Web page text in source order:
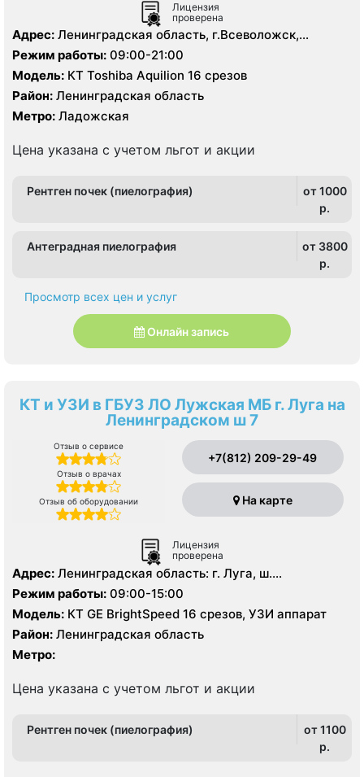
Лицензия
проверена
Адрес: Ленинградская область, г.Всеволожск,
Колтушское шоссе, д. 20
Режим работы: 09:00-21:00
Модель: КТ Toshiba Aquilion 16 срезов
Район: Ленинградская область
Метро: Ладожская
Цена указана с учетом льгот и акции
Рентген почек (пиелография)
от 1000
p.
Антеградная пиелография
от 3800
p.
Просмотр всех цен и услуг
Онлайн запись
КТ и УЗИ в ГБУЗ ЛО Лужская МБ г. Луга на
Ленинградском ш 7
Отзыв о сервисе
Отзыв о врачах
Отзыв об оборудовании
+7(812) 209-29-49
На карте
Лицензия
проверена
Адрес: Ленинградская область: г. Луга, ш.
Ленинградское д. 7
Режим работы: 09:00-15:00
Модель: КТ GE BrightSpeed 16 срезов, УЗИ аппарат
Район: Ленинградская область
Метро:
Цена указана с учетом льгот и акции
Рентген почек (пиелография)
от 1100
p.